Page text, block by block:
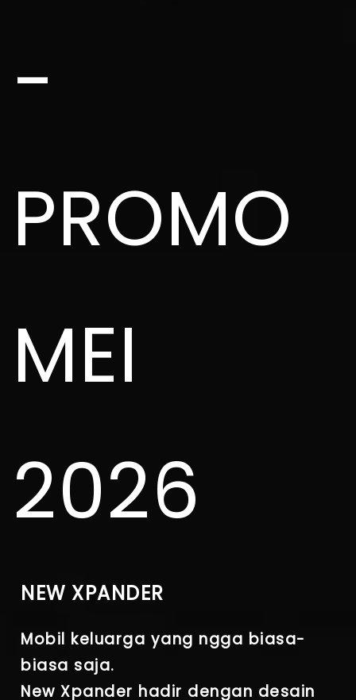
-
PROMO
MEI
2026
NEW XPANDER
Mobil keluarga yang ngga biasa-
biasa saja.
New Xpander hadir dengan desain